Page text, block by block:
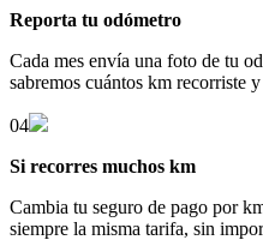
Reporta tu odómetro
Cada mes envía una foto de tu
sabremos cuántos km recorriste
04
Si recorres muchos km
Cambia tu seguro de pago por
siempre la misma tarifa, sin